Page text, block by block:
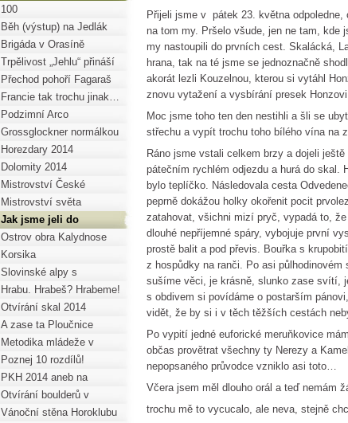
Přijeli jsme v pátek 23. května
na tom my. Pršelo všude, jen ne tam, kde
my nastoupili do prvních cest. Skalácká,
hrana, tak na té jsme se jednoznačně
akorát lezli Kouzelnou, kterou si vytáhl
znovu vytažení a vysbírání presek
Moc jsme toho ten den nestihli a šli se
střechu a vypít trochu toho bílého vína na
Ráno jsme vstali celkem brzy a dojeli
pátečním rychlém odjezdu a hurá do skal.
bylo teplíčko. Následovala cesta
peprně dokážou holky okořenit pocit
zatahovat, všichni mizí pryč, vypadá to,
dlouhé nepříjemné spáry, vybojuje první
prostě balit a pod převis. Bouřka s
z hospůdky na ranči. Po asi
sušíme věci, je krásně, slunko zase svítí,
s obdivem si povídáme o postarším
vidět, že by si i v těch těžších cestách
Po vypití jedné euforické meruňkovice
občas provětrat všechny ty Nerezy a
nepopsaného průvodce vzniklo asi toto…
Včera jsem měl dlouho orál a teď nemám
trochu mě to vycucalo, ale neva, stejně
100
Běh (výstup) na Jedlák
Brigáda v Orasíně
Trpělivost „Jehlu“ přináší
Přechod pohoří Fagaraš
2014
Francie tak trochu jinak…
Podzimní Arco
Grossglockner normálkou
Horezdary 2014
Dolomity 2014
Mistrovství České
republiky dospělých
Mistrovství světa
seniorů, Gijon-Španělsko
Jak jsme jeli do
Frankenjury, aneb jak je
krásně na Kozelce
Ostrov obra Kalydnose
Korsika
Slovinské alpy s
„desítkou překvapení“.
Hrabu. Hrabeš? Hrabeme!
Otvírání skal 2014
A zase ta Ploučnice
Metodika mládeže v
tělocvičně!
Poznej 10 rozdílů!
PKH 2014 aneb na
běžkách po hřebenech
Krušných hor
Otvírání boulderů v
Pstruží
Vánoční stěna Horoklubu